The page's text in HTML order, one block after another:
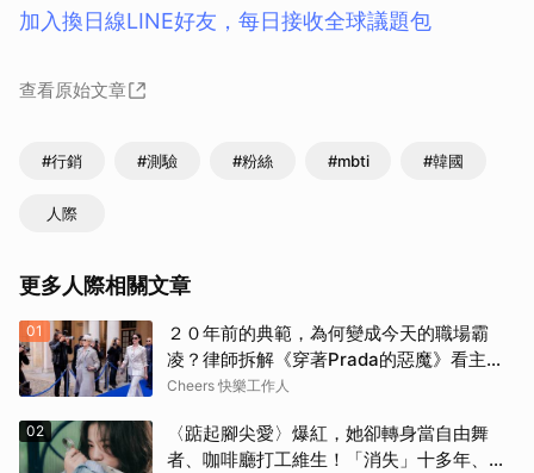
加入換日線LINE好友，每日接收全球議題包
查看原始文章
#行銷 #測驗 #粉絲 #mbti #韓國
人際
更多人際相關文章
01
２０年前的典範，為何變成今天的職場霸
凌？律師拆解《穿著Prada的惡魔》看主管
最易踩線的４大霸凌樣態、跨世代溝通避雷
Cheers 快樂工作人
02
〈踮起腳尖愛〉爆紅，她卻轉身當自由舞
者、咖啡廳打工維生！「消失」十多年、回